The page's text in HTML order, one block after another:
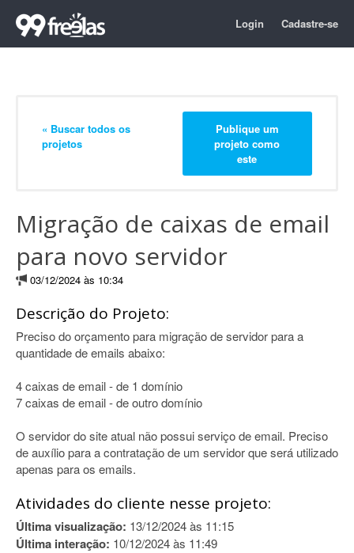
Login Cadastre-se
« Buscar todos os
projetos
Publique um
projeto como
este
Migração de caixas de email
para novo servidor
03/12/2024 às 10:34
Descrição do Projeto:
Preciso do orçamento para migração de servidor para a
quantidade de emails abaixo:
4 caixas de email - de 1 domínio
7 caixas de email - de outro domínio
O servidor do site atual não possui serviço de email. Preciso
de auxílio para a contratação de um servidor que será utilizado
apenas para os emails.
Atividades do cliente nesse projeto:
Última visualização: 13/12/2024 às 11:15
Última interação: 10/12/2024 às 11:49